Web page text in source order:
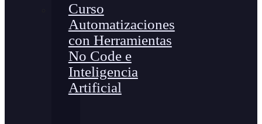
Curso
Automatizaciones
con Herramientas
No Code e
Inteligencia
Artificial